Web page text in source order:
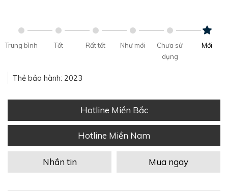
Trung bình Tốt Rất tốt Như mới
Chưa sử
dụng
Mới
Thẻ bảo hành: 2023
Hotline Miền Bắc
Hotline Miền Nam
Nhắn tin Mua ngay